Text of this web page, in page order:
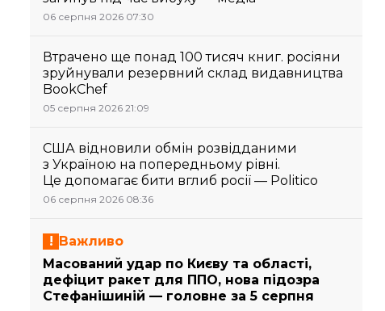
06 серпня 2026 07:30
Втрачено ще понад 100 тисяч книг. росіяни
зруйнували резервний склад видавництва
BookChef
05 серпня 2026 21:09
США відновили обмін розвідданими
з Україною на попередньому рівні.
Це допомагає бити вглиб росії — Politico
06 серпня 2026 08:36
Важливо
Масований удар по Києву та області,
дефіцит ракет для ППО, нова підозра
Стефанішиній — головне за 5 серпня